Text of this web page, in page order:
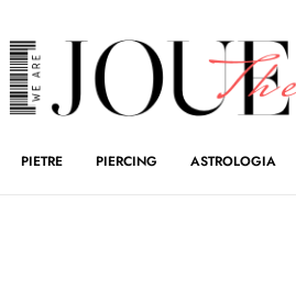
PIETRE PIERCING ASTROLOGIA